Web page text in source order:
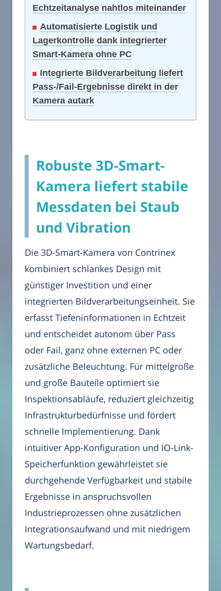
Echtzeitanalyse nahtlos miteinander
Automatisierte Logistik und
Lagerkontrolle dank integrierter
Smart-Kamera ohne PC
Integrierte Bildverarbeitung liefert
Pass-/Fail-Ergebnisse direkt in der
Kamera autark
Robuste 3D-Smart-
Kamera liefert stabile
Messdaten bei Staub
und Vibration
Die 3D-Smart-Kamera von Contrinex
kombiniert schlankes Design mit
günstiger Investition und einer
integrierten Bildverarbeitungseinheit. Sie
erfasst Tiefeninformationen in Echtzeit
und entscheidet autonom über Pass
oder Fail, ganz ohne externen PC oder
zusätzliche Beleuchtung. Für mittelgroße
und große Bauteile optimiert sie
Inspektionsabläufe, reduziert gleichzeitig
Infrastrukturbedürfnisse und fördert
schnelle Implementierung. Dank
intuitiver App-Konfiguration und IO-Link-
Speicherfunktion gewährleistet sie
durchgehende Verfügbarkeit und stabile
Ergebnisse in anspruchsvollen
Industrieprozessen ohne zusätzlichen
Integrationsaufwand und mit niedrigem
Wartungsbedarf.